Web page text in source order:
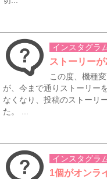
インスタグラ
ストーリー
この度、機種
が、今まで通りストーリー
なくなり、投稿のストーリ
た。 ...
インスタグラ
1個がオンラ